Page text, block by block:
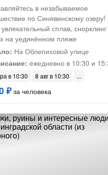
в незабываемое
по Синявинскому озеру!
сплав, снорклинг
на уединённом пляже
На Облепиховой улице
ежедневно в 10:30 и
в 10:30 8 авг в 10:30
₽за человека
2 отзыва